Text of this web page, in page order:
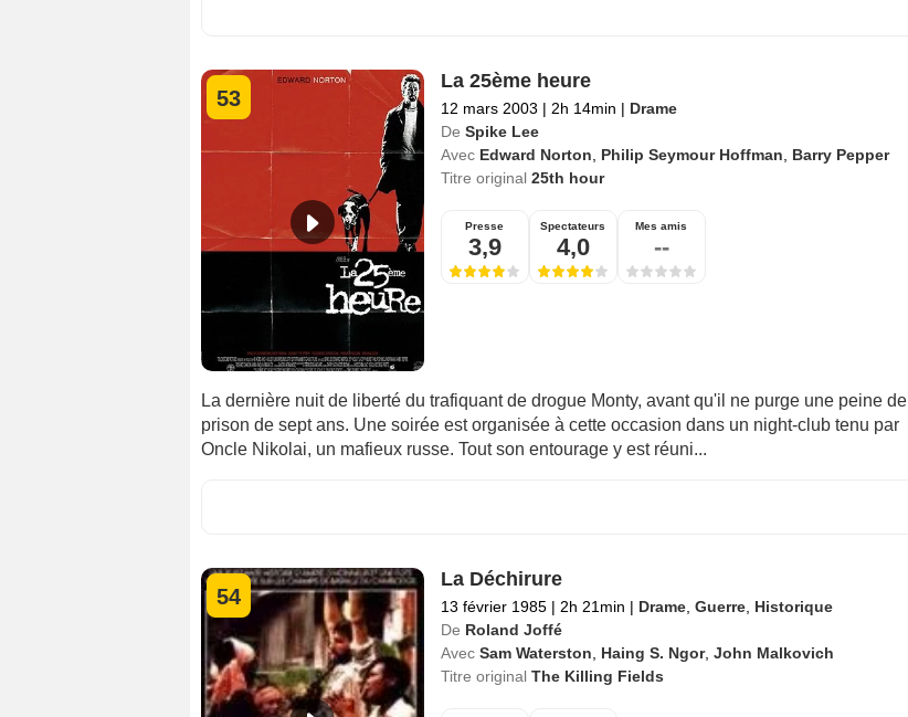
53
La 25ème heure
12 mars 2003 | 2h 14min | Drame
De Spike Lee
Avec Edward Norton, Philip Seymour Hoffman, Barry Pepper
Titre original 25th hour
Presse
3,9
Spectateurs
4,0
Mes amis
--
La dernière nuit de liberté du trafiquant de drogue Monty, avant qu'il ne purge une peine de
prison de sept ans. Une soirée est organisée à cette occasion dans un night-club tenu par
Oncle Nikolai, un mafieux russe. Tout son entourage y est réuni...
54
La Déchirure
13 février 1985 | 2h 21min | Drame, Guerre, Historique
De Roland Joffé
Avec Sam Waterston, Haing S. Ngor, John Malkovich
Titre original The Killing Fields